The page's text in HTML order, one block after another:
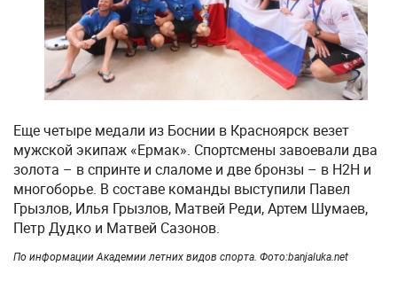
Еще четыре медали из Боснии в Красноярск везет
мужской экипаж «Ермак». Спортсмены завоевали два
золота – в спринте и слаломе и две бронзы – в Н2Н и
многоборье. В составе команды выступили Павел
Грызлов, Илья Грызлов, Матвей Реди, Артем Шумаев,
Петр Дудко и Матвей Сазонов.
По информации Академии летних видов спорта. Фото:banjaluka.net